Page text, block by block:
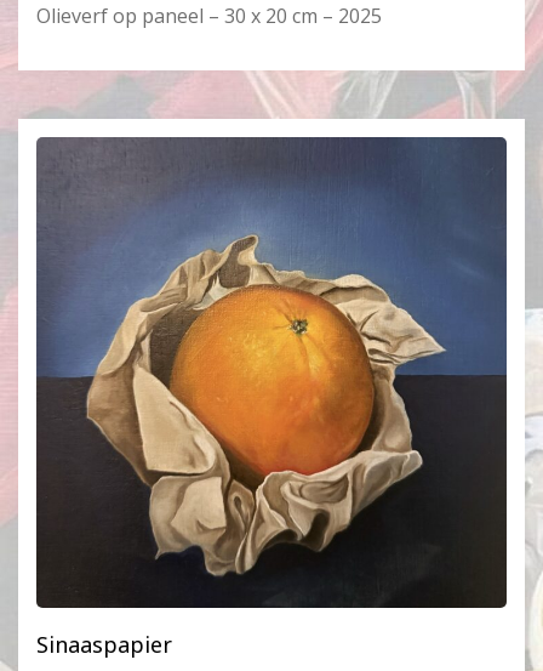
Olieverf op paneel – 30 x 20 cm – 2025
Sinaaspapier